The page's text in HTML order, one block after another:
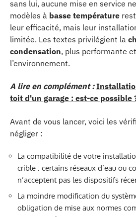
sans lui, aucune mise en service
modèles à basse température
leur efficacité, mais leur
limitée. Les textes privilégient la
condensation, plus performante
l’environnement.
A lire en complément :
toit d'un garage : est-ce possible
Avant de vous lancer, voici les
négliger :
La compatibilité de votre
crible : certains réseaux d’eau ou
n’acceptent pas les dispositifs
La moindre modification du
obligation de mise aux normes